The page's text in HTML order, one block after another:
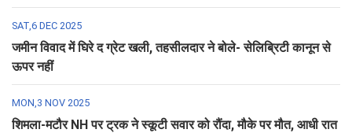
SAT,6 DEC 2025
जमीन विवाद में घिरे द ग्रेट खली, तहसीलदार ने बोले- सेलिब्रिटी कानून से
ऊपर नहीं
MON,3 NOV 2025
शिमला-मटौर NH पर ट्रक ने स्कूटी सवार को रौंदा, मौके पर मौत, आधी रात